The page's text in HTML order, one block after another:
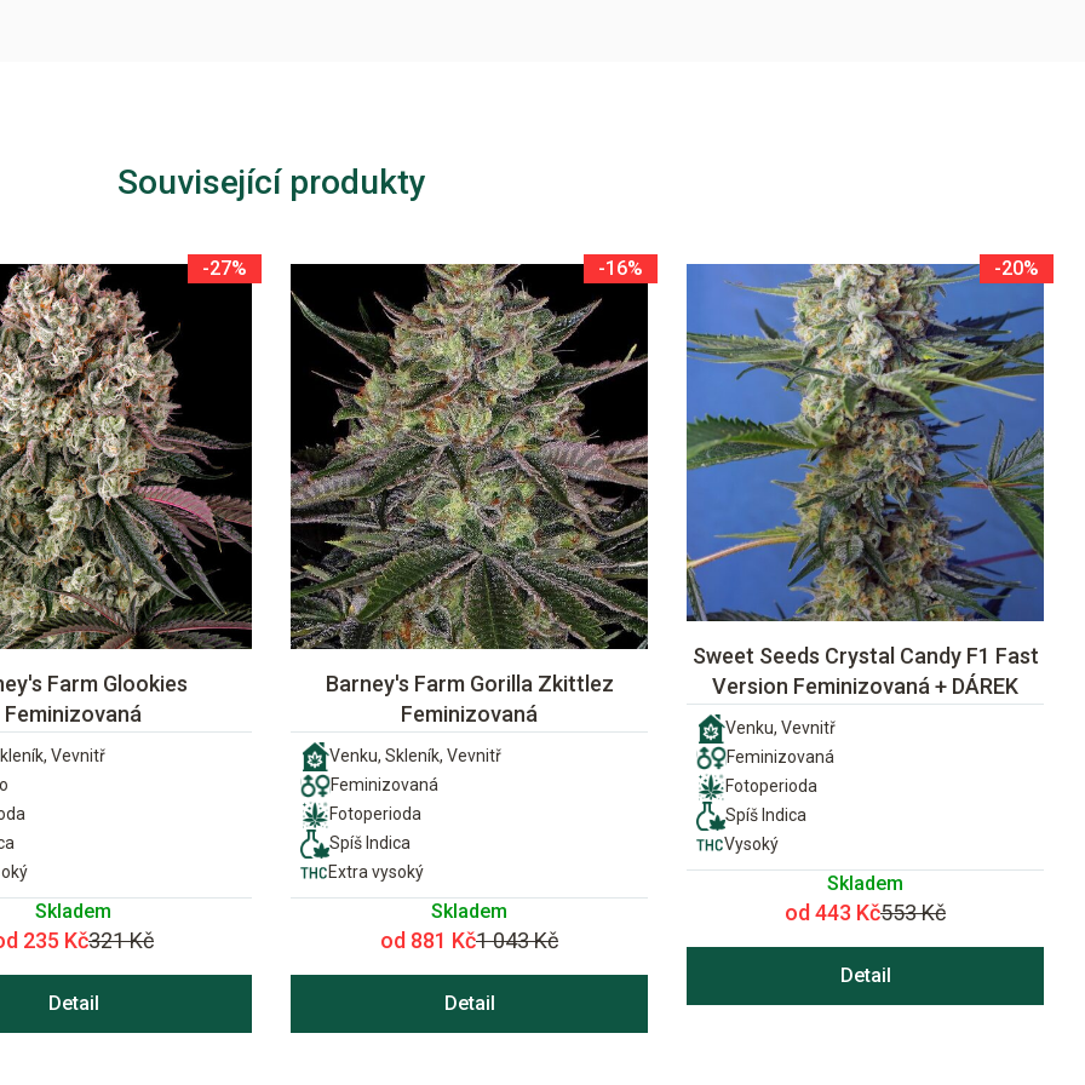
Související produkty
-27%
Farm Glookies
Feminizovaná
Vevnitř
Skladem
235 Kč321 Kč
Detail
-16%
Barney's Farm Gorilla Zkittlez
Feminizovaná
Venku, Skleník, Vevnitř
Feminizovaná
Fotoperioda
Spíš Indica
Extra vysoký
Skladem
od 881 Kč1 043 Kč
Detail
-20%
Sweet Seeds Crystal Candy F1 Fast
Version Feminizovaná + DÁREK
Venku, Vevnitř
Feminizovaná
Fotoperioda
Spíš Indica
Vysoký
Skladem
od 443 Kč553 Kč
Detail